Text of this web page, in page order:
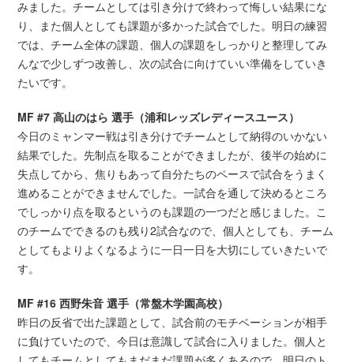
みました。チームとしては引き分けで終わって悔しい結果にな
り、また個人としても課題が多かった試合でした。明日の練習
では、チーム全体の課題、個人の課題をしっかりと整理してみ
んなで少しずつ改善し、次の試合に向けていい準備をしていき
たいです。
MF #7 高山のはら 選手（浦和レッズレディースユース）
今日のミャンマー戦は引き分けでチームとして納得のいかない
結果でした。先制点を取ることができましたが、後半の始めに
失点してから、焦りもあって自分たちのペースで試合をうまく
進めることができませんでした。一試合を通して決めるところ
でしっかり点を取るというのも課題の一つだと感じました。こ
のチームでできるのも残り2試合なので、個人としても、チーム
としてもよりよくなるように一日一日を大切にしていきたいで
す。
MF #16 西野朱音 選手（常盤木学園高校）
昨日の反省で出た課題として、試合前のモチベーションが相手
に負けていたので、今日は意識して試合に入りました。個人と